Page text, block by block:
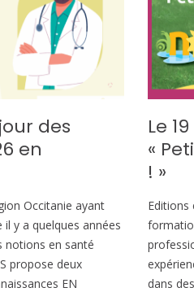
des
en
Occitanie ayant
y a quelques années
notions en santé
propose deux
EN
Le
«
! »
dans